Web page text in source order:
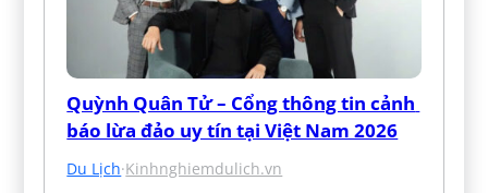
Quỳnh Quân Tử – Cổng thông tin cảnh
báo lừa đảo uy tín tại Việt Nam 2026
Du Lịch·Kinhnghiemdulich.vn